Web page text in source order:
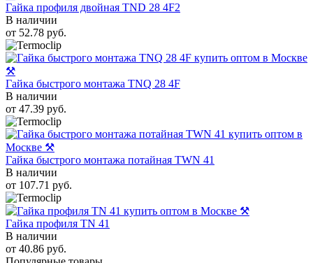
Гайка профиля двойная TND 28 4F2
В наличии
от 52.78 руб.
Гайка быстрого монтажа TNQ 28 4F
В наличии
от 47.39 руб.
Гайка быстрого монтажа потайная TWN 41
В наличии
от 107.71 руб.
Гайка профиля TN 41
В наличии
от 40.86 руб.